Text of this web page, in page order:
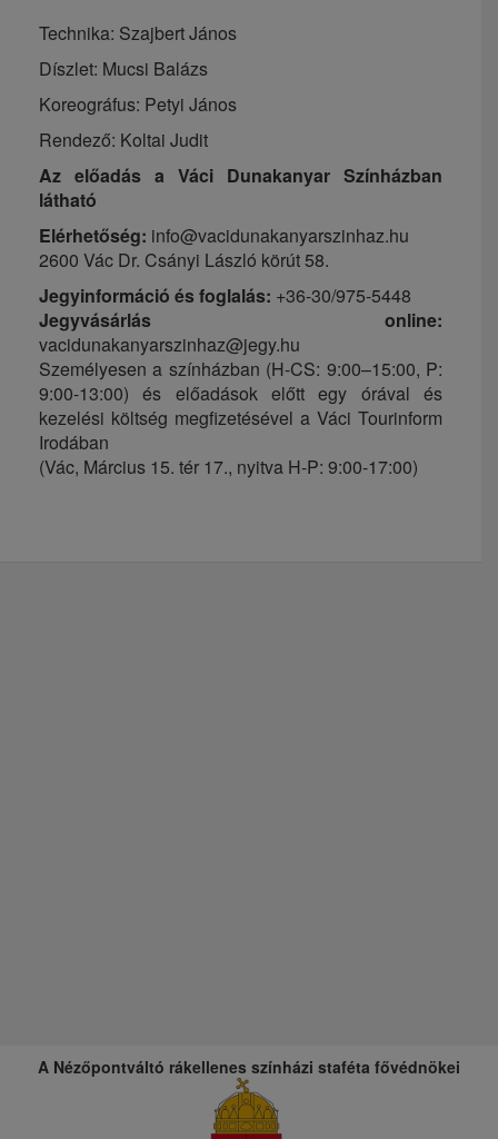
Technika: Szajbert János
Díszlet: Mucsi Balázs
Koreográfus: Petyi János
Rendező: Koltai Judit
Az előadás a Váci Dunakanyar Színházban
látható
Elérhetőség: info@vacidunakanyarszinhaz.hu
2600 Vác Dr. Csányi László körút 58.
Jegyinformáció és foglalás: +36-30/975-5448
Jegyvásárlás online:
vacidunakanyarszinhaz@jegy.hu
Személyesen a színházban (H-CS: 9:00–15:00, P:
9:00-13:00) és előadások előtt egy órával és
kezelési költség megfizetésével a Váci Tourinform
Irodában
(Vác, Március 15. tér 17., nyitva H-P: 9:00-17:00)
A Nézőpontváltó rákellenes színházi staféta fővédnökei